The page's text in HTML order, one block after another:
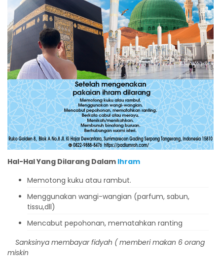
Hal-Hal Yang Dilarang Dalam Ihram
Memotong kuku atau rambut.
Menggunakan wangi-wangian (parfum, sabun,
tissu,dll)
Mencabut pepohonan, mematahkan ranting
Sanksinya membayar fidyah ( memberi makan 6 orang
miskin